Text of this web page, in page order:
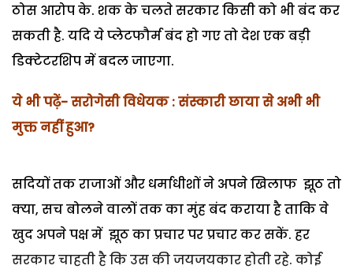
ठोस आरोप के. शक के चलते सरकार किसी को भी बंद कर
सकती है. यदि ये प्लेटफौर्म बंद हो गए तो देश एक बड़ी
डिक्टेटरशिप में बदल जाएगा.
ये भी पढ़ें- सरोगेसी विधेयक : संस्कारी छाया से अभी भी
मुक्त नहीं हुआ?
सदियों तक राजाओं और धर्माधीशों ने अपने खिलाफ झूठ तो
क्या, सच बोलने वालों तक का मुंह बंद कराया है ताकि वे
खुद अपने पक्ष में झूठ का प्रचार पर प्रचार कर सकें. हर
सरकार चाहती है कि उस की जयजयकार होती रहे. कोई